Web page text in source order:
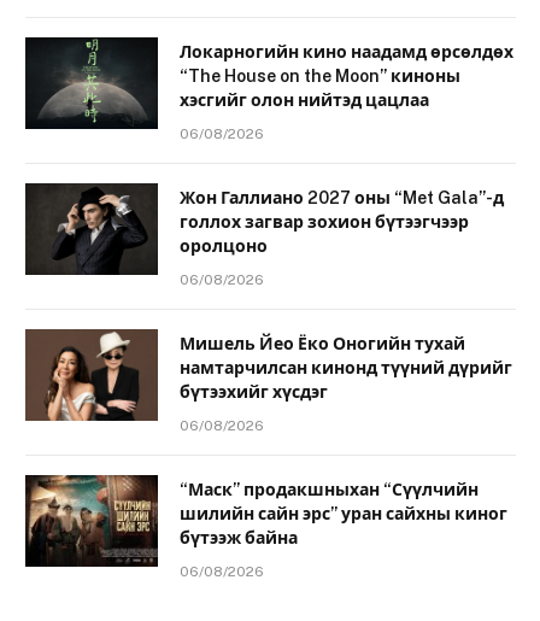
Локарногийн кино наадамд өрсөлдөх
“The House on the Moon” киноны
хэсгийг олон нийтэд цацлаа
06/08/2026
Жон Галлиано 2027 оны “Met Gala”-д
голлох загвар зохион бүтээгчээр
оролцоно
06/08/2026
Мишель Йео Ёко Оногийн тухай
намтарчилсан кинонд түүний дүрийг
бүтээхийг хүсдэг
06/08/2026
“Маск” продакшныхан “Сүүлчийн
шилийн сайн эрс” уран сайхны киног
бүтээж байна
06/08/2026